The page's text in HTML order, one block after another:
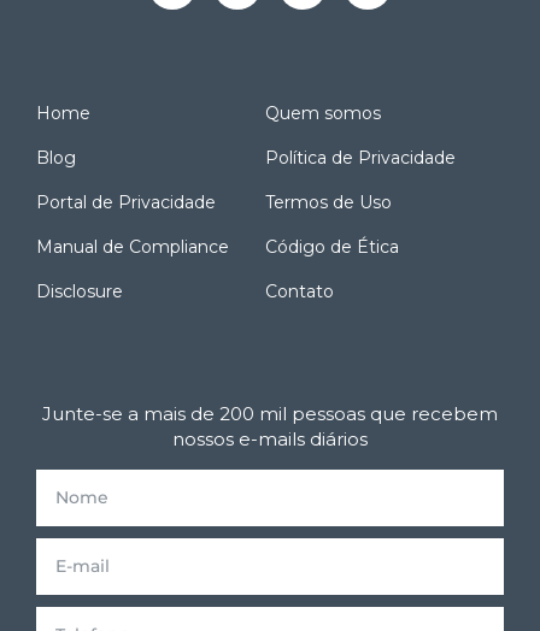
Home Quem somos
Blog Política de Privacidade
Portal de Privacidade Termos de Uso
Manual de Compliance Código de Ética
Disclosure Contato
Junte-se a mais de 200 mil pessoas que recebem
nossos e-mails diários